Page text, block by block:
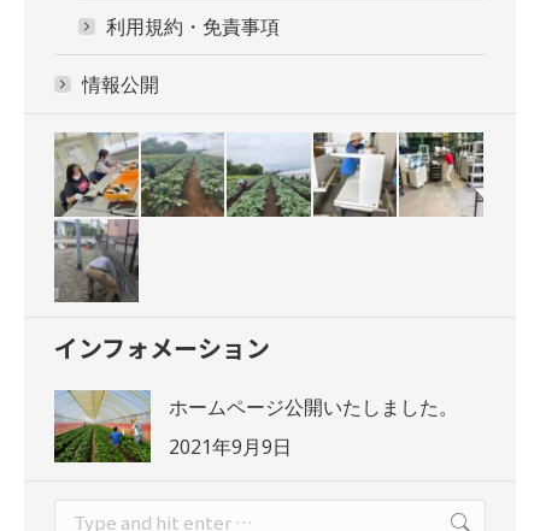
利用規約・免責事項
情報公開
インフォメーション
ホームページ公開いたしました。
2021年9月9日
Search: